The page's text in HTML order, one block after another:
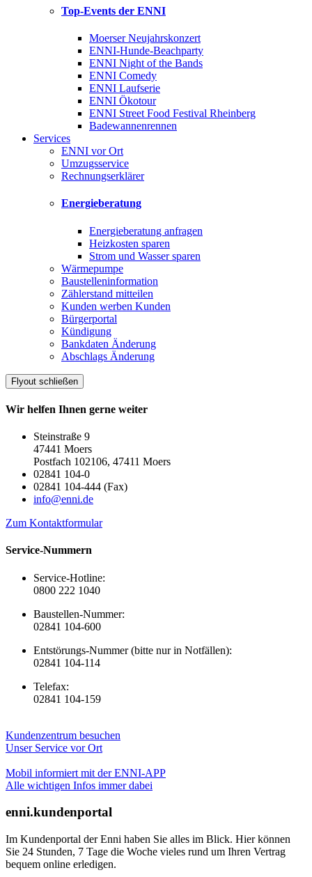
Top-Events der ENNI
Moerser Neujahrskonzert
ENNI-Hunde-Beachparty
ENNI Night of the Bands
ENNI Comedy
ENNI Laufserie
ENNI Ökotour
ENNI Street Food Festival Rheinberg
Badewannenrennen
Services
ENNI vor Ort
Umzugsservice
Rechnungserklärer
Energieberatung
Energieberatung anfragen
Heizkosten sparen
Strom und Wasser sparen
Wärmepumpe
Baustelleninformation
Zählerstand mitteilen
Kunden werben Kunden
Bürgerportal
Kündigung
Bankdaten Änderung
Abschlags Änderung
Flyout schließen
Wir helfen Ihnen gerne weiter
Steinstraße 9
47441 Moers
Postfach 102106, 47411 Moers
02841 104-0
02841 104-444 (Fax)
info@enni.de
Zum Kontaktformular
Service-Nummern
Service-Hotline:
0800 222 1040
Baustellen-Nummer:
02841 104-600
Entstörungs-Nummer (bitte nur in Notfällen):
02841 104-114
Telefax:
02841 104-159
Kundenzentrum besuchen
Unser Service vor Ort
Mobil informiert mit der ENNI-APP
Alle wichtigen Infos immer dabei
enni.kundenportal
Im Kundenportal der Enni haben Sie alles im Blick. Hier können
Sie 24 Stunden, 7 Tage die Woche vieles rund um Ihren Vertrag
bequem online erledigen.